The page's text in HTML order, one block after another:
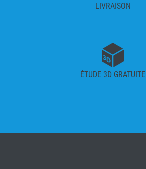
LIVRAISON
ÉTUDE 3D GRATUITE